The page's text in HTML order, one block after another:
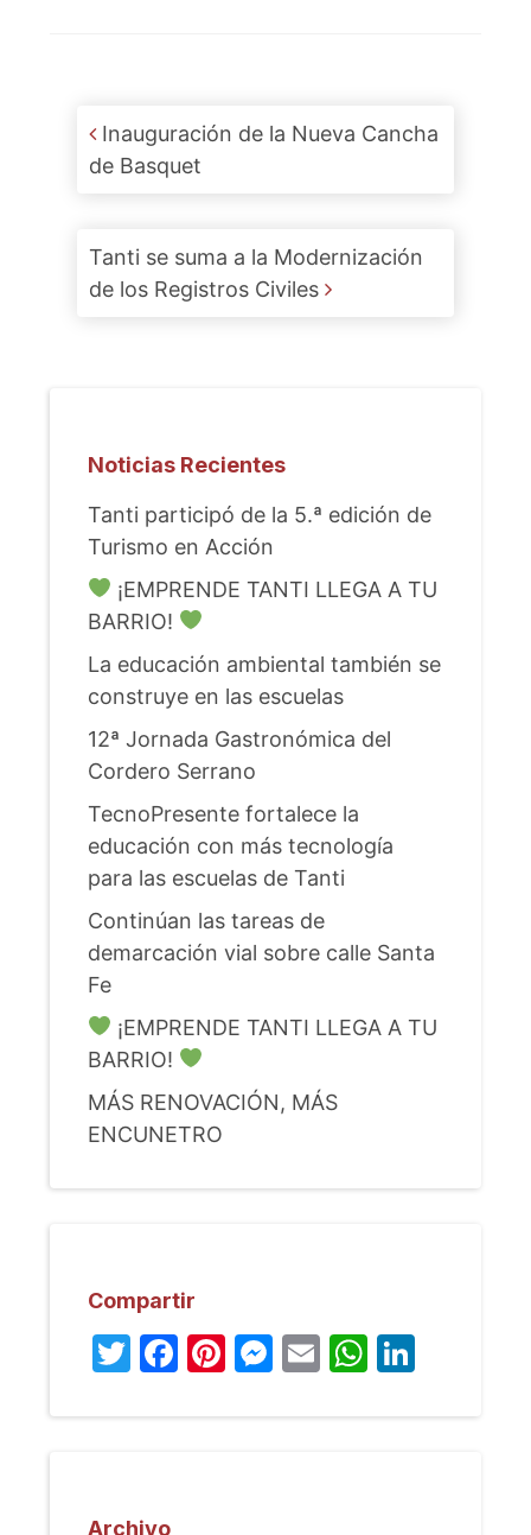
Post navigation
Inauguración de la Nueva Cancha
de Basquet
Tanti se suma a la Modernización
de los Registros Civiles
Noticias Recientes
Tanti participó de la 5.ª edición de
Turismo en Acción
¡EMPRENDE TANTI LLEGA A TU
BARRIO!
La educación ambiental también se
construye en las escuelas
12ª Jornada Gastronómica del
Cordero Serrano
TecnoPresente fortalece la
educación con más tecnología
para las escuelas de Tanti
Continúan las tareas de
demarcación vial sobre calle Santa
Fe
¡EMPRENDE TANTI LLEGA A TU
BARRIO!
MÁS RENOVACIÓN, MÁS
ENCUNETRO
Compartir
Twitter
Facebook
Pinterest
Messenger
Email
Archivo